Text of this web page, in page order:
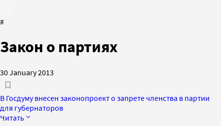
#
Закон о партиях
30 January 2013
В Госдуму внесен законопроект о запрете членства в партии
для губернаторов
Читать